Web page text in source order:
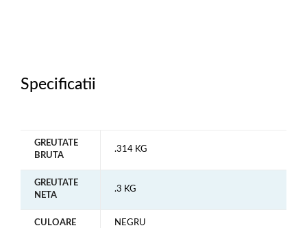
Specificatii
GREUTATE
BRUTA
.314 KG
GREUTATE
NETA
.3 KG
CULOARE NEGRU